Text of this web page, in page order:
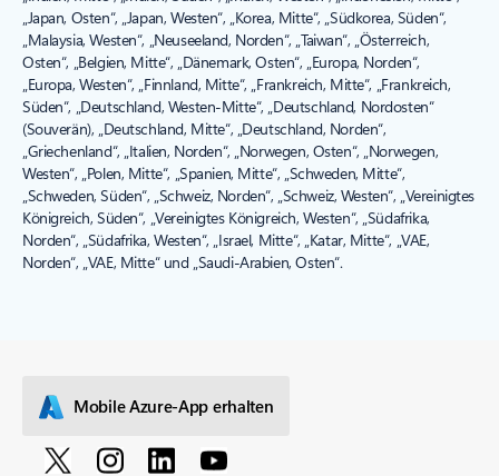
„Japan, Osten“, „Japan, Westen“, „Korea, Mitte“, „Südkorea, Süden“,
„Malaysia, Westen“, „Neuseeland, Norden“, „Taiwan“, „Österreich,
Osten“, „Belgien, Mitte“, „Dänemark, Osten“, „Europa, Norden“,
„Europa, Westen“, „Finnland, Mitte“, „Frankreich, Mitte“, „Frankreich,
Süden“, „Deutschland, Westen-Mitte“, „Deutschland, Nordosten“
(Souverän), „Deutschland, Mitte“, „Deutschland, Norden“,
„Griechenland“, „Italien, Norden“, „Norwegen, Osten“, „Norwegen,
Westen“, „Polen, Mitte“, „Spanien, Mitte“, „Schweden, Mitte“,
„Schweden, Süden“, „Schweiz, Norden“, „Schweiz, Westen“, „Vereinigtes
Königreich, Süden“, „Vereinigtes Königreich, Westen“, „Südafrika,
Norden“, „Südafrika, Westen“, „Israel, Mitte“, „Katar, Mitte“, „VAE,
Norden“, „VAE, Mitte“ und „Saudi-Arabien, Osten“.
Mobile Azure-App erhalten